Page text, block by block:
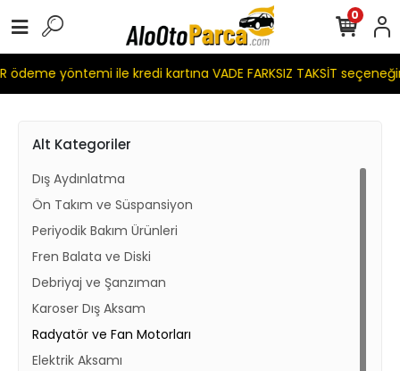
ödeme yöntemi ile kredi kartına VADE FARKSIZ TAKSİT
0
Alt Kategoriler
Dış Aydınlatma
Ön Takım ve Süspansiyon
Periyodik Bakım Ürünleri
Fren Balata ve Diski
Debriyaj ve Şanzıman
Karoser Dış Aksam
Radyatör ve Fan Motorları
Elektrik Aksamı